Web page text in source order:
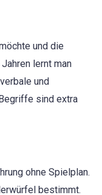
und die
lernt man
und
sind extra
ohne Spielplan.
bestimmt.